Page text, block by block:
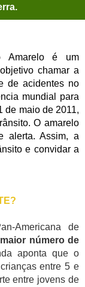
Amarelo é um
chamar a
de acidentes no
mundial para
de maio de 2011,
O amarelo
alerta. Assim, a
e convidar a
Americana de
número de
aponta que o
entre 5 e
entre jovens de